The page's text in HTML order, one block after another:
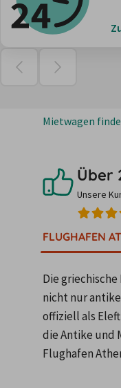
Mietwagen
Über
Unsere
FLUGHAFEN
Die
nicht nur
offiziell als
die Antike und
Flughafen